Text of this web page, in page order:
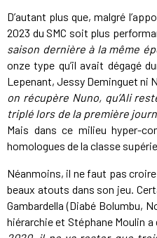
D’autant plus que, malgré
2023 du SMC soit plus
saison dernière à la même
onze type qu’il avait dégagé
Lepenant, Jessy Deminguet ni
on récupère Nuno, qu’Ali
triplé lors de la première
Mais dans ce milieu hyper-
homologues de la classe
Néanmoins, il ne faut pas
beaux atouts dans son jeu.
Gambardella (Diabé Bolumbu,
hiérarchie et Stéphane Moulin